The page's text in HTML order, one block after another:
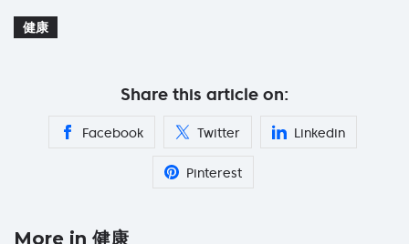
健康
Share this article on:
Facebook Twitter Linkedin
Pinterest
More in 健康